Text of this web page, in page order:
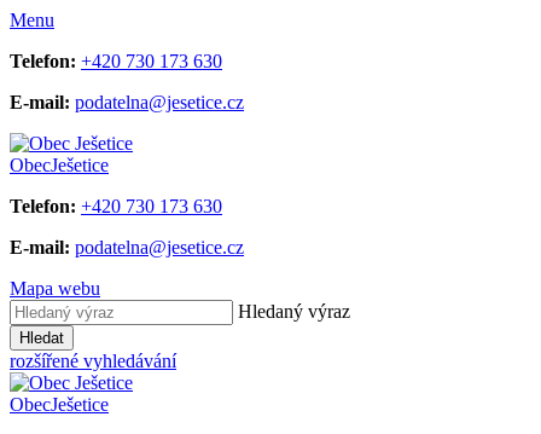
Menu
Telefon: +420 730 173 630
E-mail: podatelna@jesetice.cz
ObecJešetice
Telefon: +420 730 173 630
E-mail: podatelna@jesetice.cz
Mapa webu
Hledaný výraz
Hledat
rozšířené vyhledávání
ObecJešetice